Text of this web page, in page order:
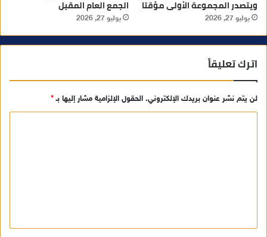
ويتصدر المجموعة الأولى مؤقتا
يوليو 27, 2026
الجمع العام المقبل
يوليو 27, 2026
اترك تعليقاً
لن يتم نشر عنوان بريدك الإلكتروني. الحقول الإلزامية مشار إليها بـ*
ق